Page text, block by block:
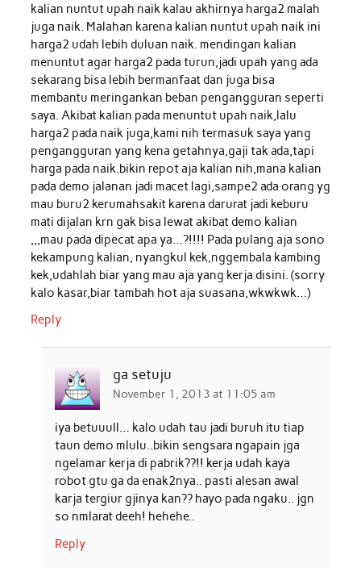
kalian nuntut upah naik kalau akhirnya harga2 malah
juga naik. Malahan karena kalian nuntut upah naik ini
harga2 udah lebih duluan naik. mendingan kalian
menuntut agar harga2 pada turun,jadi upah yang ada
sekarang bisa lebih bermanfaat dan juga bisa
membantu meringankan beban pengangguran seperti
saya. Akibat kalian pada menuntut upah naik,lalu
harga2 pada naik juga,kami nih termasuk saya yang
pengangguran yang kena getahnya,gaji tak ada,tapi
harga pada naik.bikin repot aja kalian nih,mana kalian
pada demo jalanan jadi macet lagi,sampe2 ada orang yg
mau buru2 kerumahsakit karena darurat jadi keburu
mati dijalan krn gak bisa lewat akibat demo kalian
,,,mau pada dipecat apa ya…?!!!! Pada pulang aja sono
kekampung kalian, nyangkul kek,nggembala kambing
kek,udahlah biar yang mau aja yang kerja disini. (sorry
kalo kasar,biar tambah hot aja suasana,wkwkwk…)
Reply
ga setuju
November 1, 2013 at 11:05 am
iya betuuull… kalo udah tau jadi buruh itu tiap
taun demo mlulu..bikin sengsara ngapain jga
ngelamar kerja di pabrik??!! kerja udah kaya
robot gtu ga da enak2nya.. pasti alesan awal
karja tergiur gjinya kan?? hayo pada ngaku.. jgn
so nmlarat deeh! hehehe..
Reply